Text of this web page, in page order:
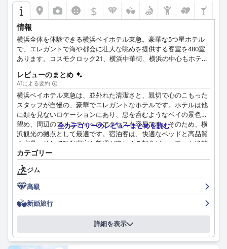
$
情報
横浜全体を体験できる横浜ベイホテル東急。豪華な5つ星ホテル
で、エレガントで海や都会に壮大な眺めを提供する客室を480室
あります。コスモクロック21、横浜中華街、横浜の中心もホテル
ます。
レビューのまとめ
AIによる要約
横浜ベイホテル東急は、並外れた清潔さと、親切で心のこもった
スタッフが自慢の、豪華でエレガントなホテルです。ホテルは他
に類を見ないロケーションにあり、息を呑むようなベイの景色を
望め、周辺のアメニティへのアクセスも容易です。そのため、横
浜観光の拠点として最適です。宿泊客は、快適なベッドと高品質
の寝具、そして種類豊富な料理が楽しめる朝食ビュッフェを絶賛
しています。また、ホテルは便利な施設や会議場に近いロケーシ
ョンのため、ビジネス旅行者にも最適です。ロマンチックな休暇
を求めるカップルは、広くて美しい客室、素晴らしい眺め、そし
て素晴らしいサービスが、特別なハネムーンに最適だと感じるで
しょう。全体として、横浜ベイホテル東急は、横浜で贅沢で思い
出に残る滞在を求める方には強くお勧めです。
全カテゴリーのレビューまとめを読む
カテゴリー
ジム
高級
新婚旅行
詳細を表示